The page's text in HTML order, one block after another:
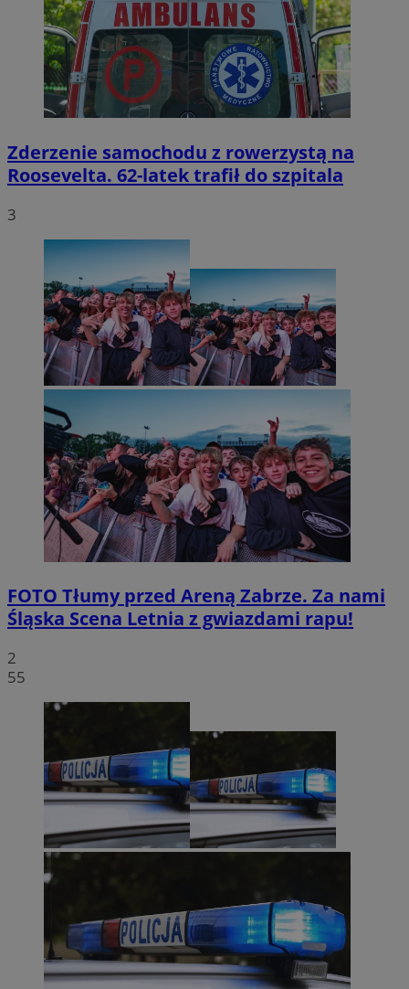
Zderzenie samochodu z rowerzystą na
Roosevelta. 62-latek trafił do szpitala
3
FOTO Tłumy przed Areną Zabrze. Za nami
Śląska Scena Letnia z gwiazdami rapu!
2
55